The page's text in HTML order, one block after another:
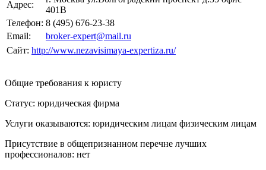
Адрес:
401В
Телефон: 8 (495) 676-23-38
Email:
broker-expert@mail.ru
Сайт: http://www.nezavisimaya-expertiza.ru/
Общие требования к юристу
Статус: юридическая фирма
Услуги оказываются: юридическим лицам физическим лицам
Присутствие в общепризнанном перечне лучших
профессионалов: нет